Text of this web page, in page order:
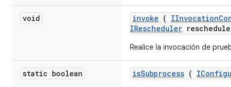
void invoke ( IInvocation
IRescheduler
Realice la invocación de
static boolean isSubprocess (